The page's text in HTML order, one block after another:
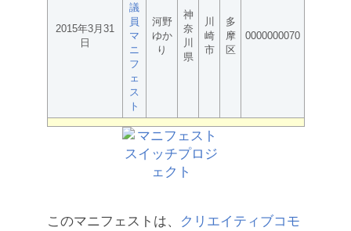
2015年3月31
日
議
員
マ
ニ
フ
ェ
ス
ト
河野
ゆか
り
神
奈
川
県
川
崎
市
多
摩
区
0000000070
このマニフェストは、
クリエイティブコモ